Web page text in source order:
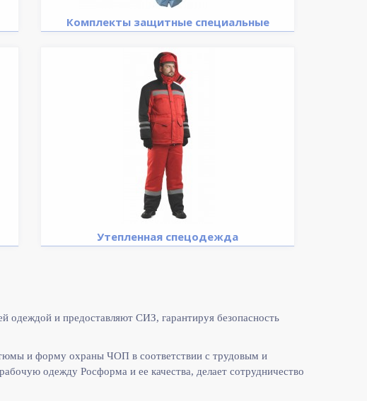
Комплекты защитные специальные
Утепленная спецодежда
одеждой и предоставляют СИЗ, гарантируя безопасность
и форму охраны ЧОП в соответствии с трудовым и
одежду Росформа и ее качества, делает сотрудничество